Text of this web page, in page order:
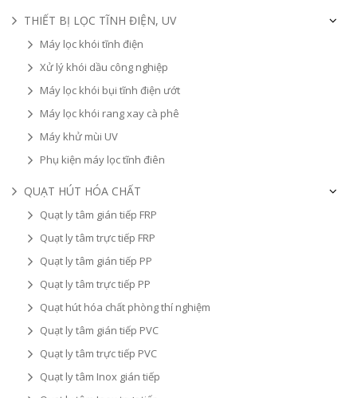
THIẾT BỊ LỌC TĨNH ĐIỆN, UV
Máy lọc khói tĩnh điện
Xử lý khói dầu công nghiệp
Máy lọc khói bụi tĩnh điện ướt
Máy lọc khói rang xay cà phê
Máy khử mùi UV
Phụ kiện máy lọc tĩnh điên
QUẠT HÚT HÓA CHẤT
Quạt ly tâm gián tiếp FRP
Quạt ly tâm trực tiếp FRP
Quạt ly tâm gián tiếp PP
Quạt ly tâm trực tiếp PP
Quạt hút hóa chất phòng thí nghiệm
Quạt ly tâm gián tiếp PVC
Quạt ly tâm trực tiếp PVC
Quạt ly tâm Inox gián tiếp